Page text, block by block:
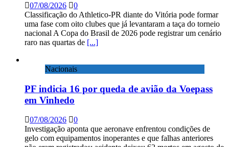
07/08/2026
0
Classificação do Athletico-PR diante do Vitória pode formar
uma fase com oito clubes que já levantaram a taça do torneio
nacional A Copa do Brasil de 2026 pode registrar um cenário
raro nas quartas de [...]
Nacionais
PF indicia 16 por queda de avião da Voepass
em Vinhedo
07/08/2026
0
Investigação aponta que aeronave enfrentou condições de
gelo com equipamentos inoperantes e que falhas anteriores